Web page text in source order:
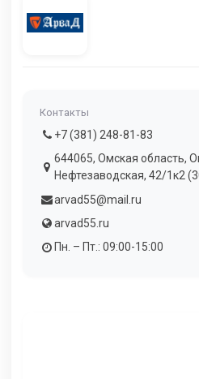
Контакты
+7 (381) 248-81-83
644065, Омская область,
Нефтезаводская, 42/1к2
arvad55@mail.ru
arvad55.ru
Пн. – Пт.: 09:00-15:00